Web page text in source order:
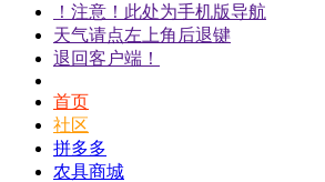
！注意！此处为手机版导航
天气请点左上角后退键
退回客户端！
首页
社区
拼多多
农具商城